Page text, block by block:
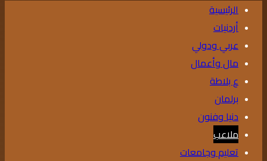
الرئيسية
أردنيات
عربي ودولي
مال وأعمال
ع بلاطة
برلمان
دنيا وفنون
ملاعب
تعليم وجامعات